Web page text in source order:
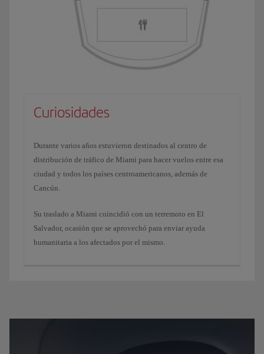
Curiosidades
Durante varios años estuvieron destinados al centro de
distribución de tráfico de Miami para hacer vuelos entre esa
ciudad y todos los países centroamericanos, además de
Cancún.
Su traslado a Miami coincidió con un terremoto en El
Salvador, ocasión que se aprovechó para enviar ayuda
humanitaria a los afectados por el mismo.